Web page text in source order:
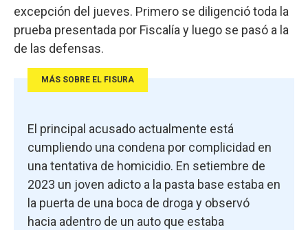
excepción del jueves. Primero se diligenció toda la
prueba presentada por Fiscalía y luego se pasó a la
de las defensas.
MÁS SOBRE EL FISURA
El principal acusado actualmente está
cumpliendo una condena por complicidad en
una tentativa de homicidio. En setiembre de
2023 un joven adicto a la pasta base estaba en
la puerta de una boca de droga y observó
hacia adentro de un auto que estaba